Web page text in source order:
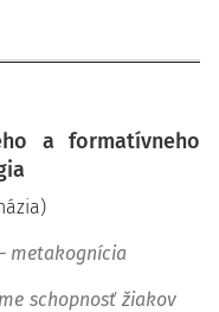
a formatívneho
metakognícia
schopnosť žiakov